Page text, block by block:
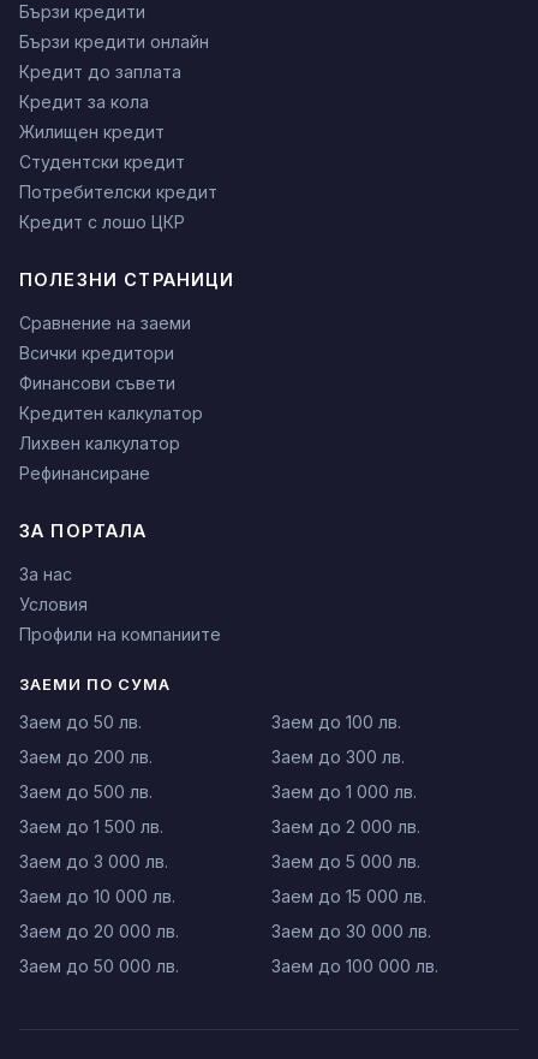
Бързи кредити
Бързи кредити онлайн
Кредит до заплата
Кредит за кола
Жилищен кредит
Студентски кредит
Потребителски кредит
Кредит с лошо ЦКР
ПОЛЕЗНИ СТРАНИЦИ
Сравнение на заеми
Всички кредитори
Финансови съвети
Кредитен калкулатор
Лихвен калкулатор
Рефинансиране
ЗА ПОРТАЛА
За нас
Условия
Профили на компаниите
ЗАЕМИ ПО СУМА
Заем до 50 лв.
Заем до 100 лв.
Заем до 200 лв.
Заем до 300 лв.
Заем до 500 лв.
Заем до 1 000 лв.
Заем до 1 500 лв.
Заем до 2 000 лв.
Заем до 3 000 лв.
Заем до 5 000 лв.
Заем до 10 000 лв.
Заем до 15 000 лв.
Заем до 20 000 лв.
Заем до 30 000 лв.
Заем до 50 000 лв.
Заем до 100 000 лв.